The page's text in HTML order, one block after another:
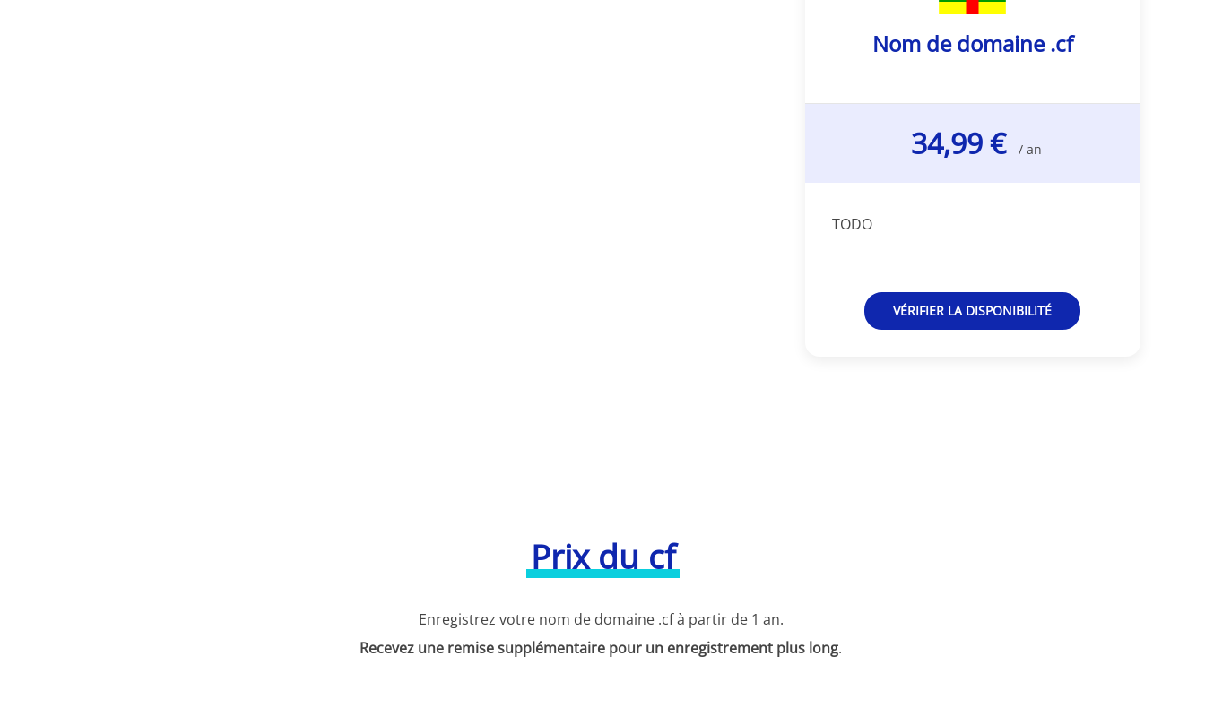
Nom de domaine .cf
34,99 € / an
TODO
VÉRIFIER LA DISPONIBILITÉ
Prix du cf
Enregistrez votre nom de domaine .cf à partir de 1 an.
Recevez une remise supplémentaire pour un enregistrement plus long.